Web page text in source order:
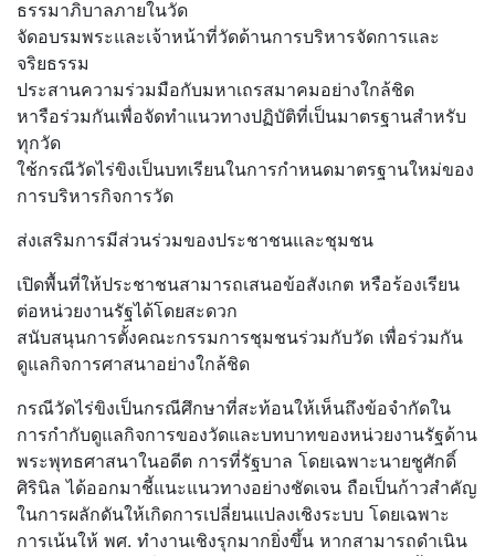
ธรรมาภิบาลภายในวัด
จัดอบรมพระและเจ้าหน้าที่วัดด้านการบริหารจัดการและ
จริยธรรม
ประสานความร่วมมือกับมหาเถรสมาคมอย่างใกล้ชิด
หารือร่วมกันเพื่อจัดทำแนวทางปฏิบัติที่เป็นมาตรฐานสำหรับ
ทุกวัด
ใช้กรณีวัดไร่ขิงเป็นบทเรียนในการกำหนดมาตรฐานใหม่ของ
การบริหารกิจการวัด
ส่งเสริมการมีส่วนร่วมของประชาชนและชุมชน
เปิดพื้นที่ให้ประชาชนสามารถเสนอข้อสังเกต หรือร้องเรียน
ต่อหน่วยงานรัฐได้โดยสะดวก
สนับสนุนการตั้งคณะกรรมการชุมชนร่วมกับวัด เพื่อร่วมกัน
ดูแลกิจการศาสนาอย่างใกล้ชิด
กรณีวัดไร่ขิงเป็นกรณีศึกษาที่สะท้อนให้เห็นถึงข้อจำกัดใน
การกำกับดูแลกิจการของวัดและบทบาทของหน่วยงานรัฐด้าน
พระพุทธศาสนาในอดีต การที่รัฐบาล โดยเฉพาะนายชูศักดิ์
ศิรินิล ได้ออกมาชี้แนะแนวทางอย่างชัดเจน ถือเป็นก้าวสำคัญ
ในการผลักดันให้เกิดการเปลี่ยนแปลงเชิงระบบ โดยเฉพาะ
การเน้นให้ พศ. ทำงานเชิงรุกมากยิ่งขึ้น หากสามารถดำเนิน